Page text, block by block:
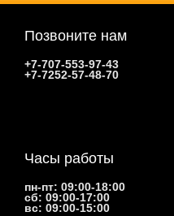
Позвоните нам
+7-707-553-97-43
+7-7252-57-48-70
Часы работы
пн-пт: 09:00-18:00
сб: 09:00-17:00
вс: 09:00-15:00